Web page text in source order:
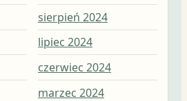
sierpień 2024
lipiec 2024
czerwiec 2024
marzec 2024